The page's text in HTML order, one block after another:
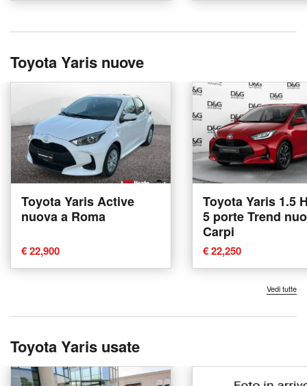
Toyota Yaris nuove
Toyota Yaris Active
nuova a Roma
€ 22,900
Toyota Yaris 1.5
5 porte Trend
Carpi
€ 22,250
Vedi tutte
Toyota Yaris usate